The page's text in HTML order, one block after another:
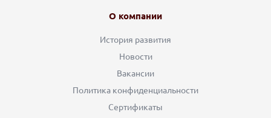
О компании
История развития
Новости
Вакансии
Политика конфиденциальности
Сертификаты